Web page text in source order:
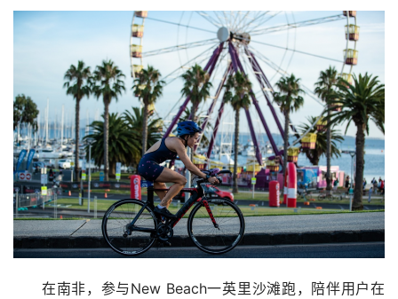
在南非，参与New Beach一英里沙滩跑，陪伴用户在